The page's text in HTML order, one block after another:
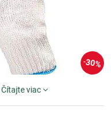
30%
Čítajte viac